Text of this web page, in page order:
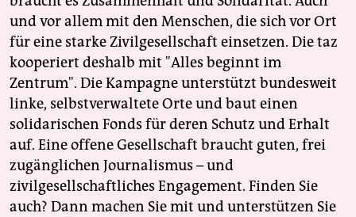
und vor allem mit den Menschen, die sich vor Ort
für eine starke Zivilgesellschaft einsetzen. Die taz
kooperiert deshalb mit "Alles beginnt im
Zentrum". Die Kampagne unterstützt bundesweit
linke, selbstverwaltete Orte und baut einen
solidarischen Fonds für deren Schutz und Erhalt
auf. Eine offene Gesellschaft braucht guten, frei
zugänglichen Journalismus – und
zivilgesellschaftliches Engagement. Finden Sie
auch? Dann machen Sie mit und unterstützen Sie